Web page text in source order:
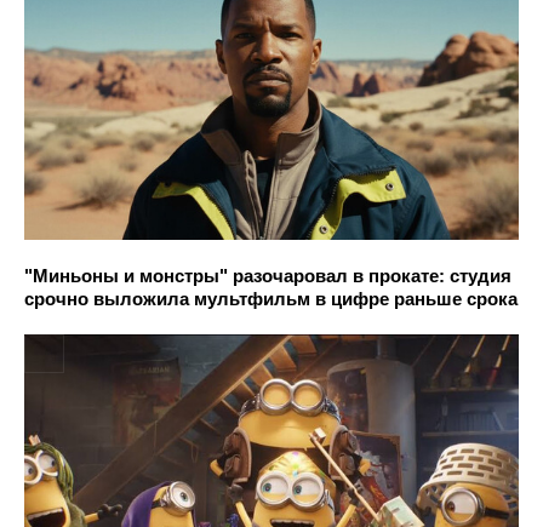
"Миньоны и монстры" разочаровал в прокате: студия
срочно выложила мультфильм в цифре раньше срока